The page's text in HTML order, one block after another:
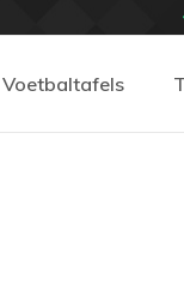
Voetbaltafels